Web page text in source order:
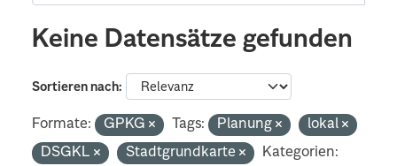
Keine Datensätze gefunden
Sortieren nach
Formate: GPKG Tags: Planung
lokal
DSGKL
Stadtgrundkarte
Kategorien: